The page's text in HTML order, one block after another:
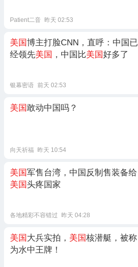
Patient二音 昨天 02:53
美国博主打脸CNN，直呼：中国已
经领先美国 ，中国比美国好多了
银幕密语 前天 02:53
美国敢动中国吗？
向天祈福 昨天 10:54
美国军售台湾，中国反制售装备给
美国 头疼国家
各地精彩不容错过 昨天 04:28
美国 大兵实拍， 美国核潜艇，被称
为水中王牌！